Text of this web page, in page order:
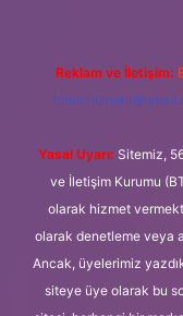
Reklam ve İletişim:
Yasal Uyarı: Sitemiz,
ve İletişim Kurumu
olarak hizmet
olarak denetleme veya
Ancak, üyelerimiz
siteye üye olarak bu